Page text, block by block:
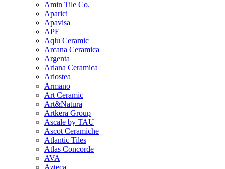
Amin Tile Co.
Aparici
Apavisa
APE
Aqlu Ceramic
Arcana Ceramica
Argenta
Ariana Ceramica
Ariostea
Armano
Art Ceramic
Art&Natura
Artkera Group
Ascale by TAU
Ascot Ceramiche
Atlantic Tiles
Atlas Concorde
AVA
Azteca